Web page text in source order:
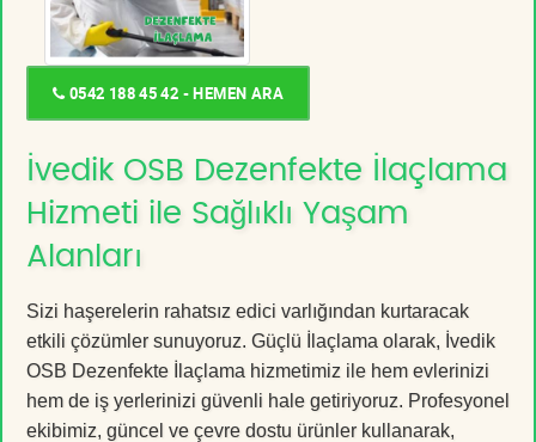
0542 188 45 42 - HEMEN ARA
İvedik OSB Dezenfekte İlaçlama
Hizmeti ile Sağlıklı Yaşam
Alanları
Sizi haşerelerin rahatsız edici varlığından kurtaracak
etkili çözümler sunuyoruz. Güçlü İlaçlama olarak, İvedik
OSB Dezenfekte İlaçlama hizmetimiz ile hem evlerinizi
hem de iş yerlerinizi güvenli hale getiriyoruz. Profesyonel
ekibimiz, güncel ve çevre dostu ürünler kullanarak,